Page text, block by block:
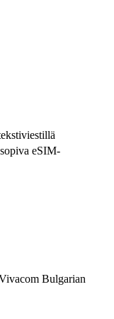
eSIM-
Bulgarian